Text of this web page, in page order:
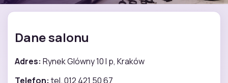
Dane salonu
Adres: Rynek Glówny 10 I p, Kraków
Telefon: tel. 012 421 50 67